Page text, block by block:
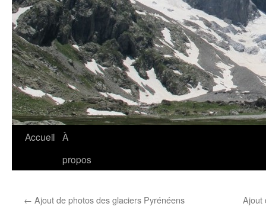
Accueil À
propos
← Ajout de photos des glaciers Pyrénéens Ajout